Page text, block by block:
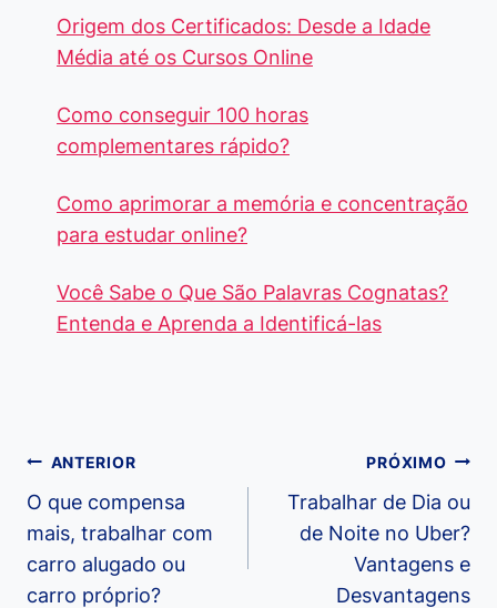
Origem dos Certificados: Desde a Idade
Média até os Cursos Online
Como conseguir 100 horas
complementares rápido?
Como aprimorar a memória e concentração
para estudar online?
Você Sabe o Que São Palavras Cognatas?
Entenda e Aprenda a Identificá-las
Navegação
de
Post
ANTERIOR
O que compensa
mais, trabalhar com
carro alugado ou
carro próprio?
PRÓXIMO
Trabalhar de Dia ou
de Noite no Uber?
Vantagens e
Desvantagens